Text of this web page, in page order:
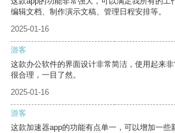
编辑文档、制作演示文稿、管理日程安排等。
2025-01-16
游客
这款办公软件的界面设计非常简洁，使用起来
很合理，一目了然。
2025-01-16
游客
这款加速器app的功能有点单一，可以增加一些